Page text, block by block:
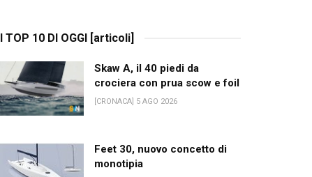
I TOP 10 DI OGGI [articoli]
Skaw A, il 40 piedi da
crociera con prua scow e foil
[CRONACA] 5 AGO 2026
Feet 30, nuovo concetto di
monotipia